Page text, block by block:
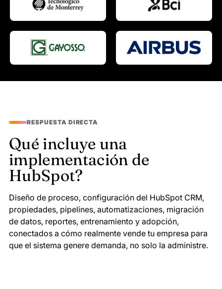
RESPUESTA DIRECTA
Qué incluye una
implementación de
HubSpot?
Diseño de proceso, configuración del HubSpot CRM,
propiedades, pipelines, automatizaciones, migración
de datos, reportes, entrenamiento y adopción,
conectados a cómo realmente vende tu empresa para
que el sistema genere demanda, no solo la administre.